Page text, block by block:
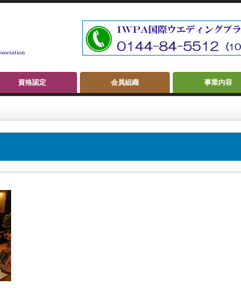
資格認定 会員組織 事業内容